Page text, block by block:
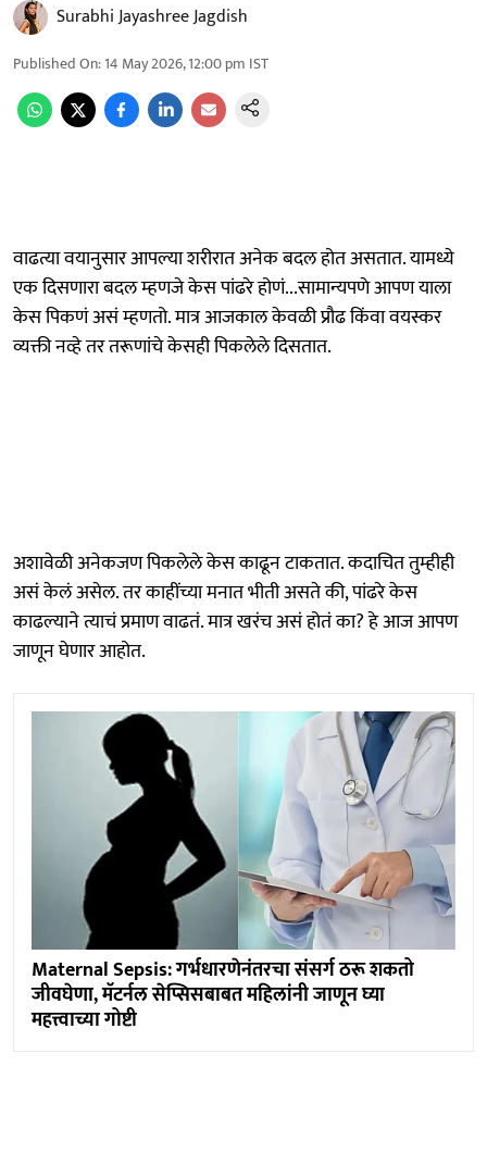
Surabhi Jayashree Jagdish
Published On:14 May 2026, 12:00 pm IST
वाढत्या वयानुसार आपल्या शरीरात अनेक बदल होत असतात. यामध्ये
एक दिसणारा बदल म्हणजे केस पांढरे होणं...सामान्यपणे आपण याला
केस पिकणं असं म्हणतो. मात्र आजकाल केवळी प्रौढ किंवा वयस्कर
व्यक्ती नव्हे तर तरूणांचे केसही पिकलेले दिसतात.
अशावेळी अनेकजण पिकलेले केस काढून टाकतात. कदाचित तुम्हीही
असं केलं असेल. तर काहींच्या मनात भीती असते की, पांढरे केस
काढल्याने त्याचं प्रमाण वाढतं. मात्र खरंच असं होतं का? हे आज आपण
जाणून घेणार आहोत.
Maternal Sepsis: गर्भधारणेनंतरचा संसर्ग ठरू शकतो
जीवघेणा, मॅटर्नल सेप्सिसबाबत महिलांनी जाणून घ्या
महत्त्वाच्या गोष्टी